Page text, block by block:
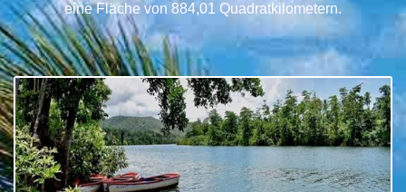
eine Fläche von 884,01 Quadratkilometern.